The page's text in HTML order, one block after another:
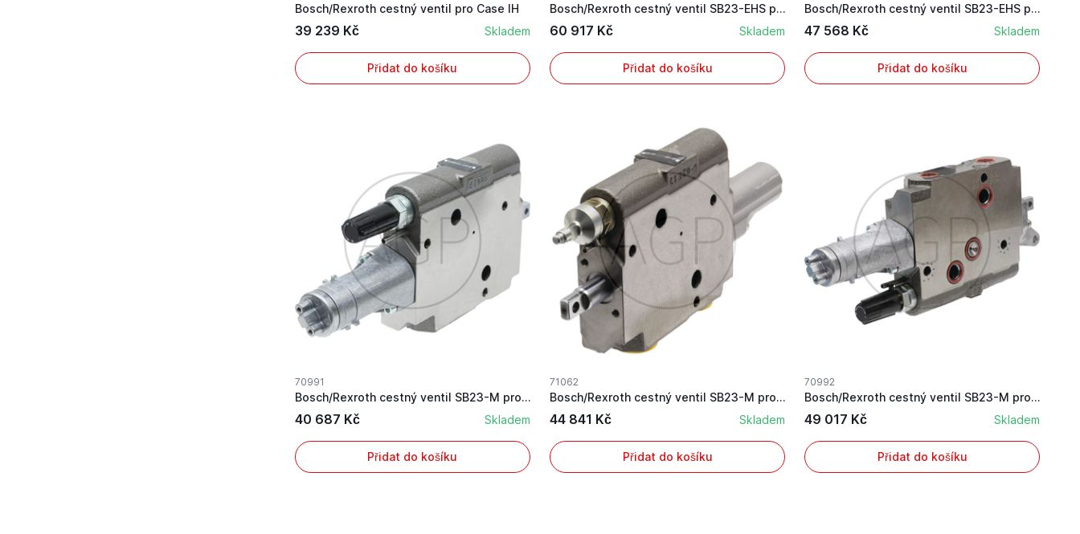
Bosch/Rexroth cestný ventil pro Case IH
39 239 Kč Skladem
Přidat do košíku
Bosch/Rexroth cestný ventil SB23-EHS pro Same
60 917 Kč Skladem
Přidat do košíku
Bosch/Rexroth cestný ventil SB23-EHS pro Steyr
47 568 Kč Skladem
Přidat do košíku
70991
Bosch/Rexroth cestný ventil SB23-M pro Case IH
40 687 Kč Skladem
Přidat do košíku
71062
Bosch/Rexroth cestný ventil SB23-M pro Fendt
44 841 Kč Skladem
Přidat do košíku
70992
Bosch/Rexroth cestný ventil SB23-M pro Steyr
49 017 Kč Skladem
Přidat do košíku